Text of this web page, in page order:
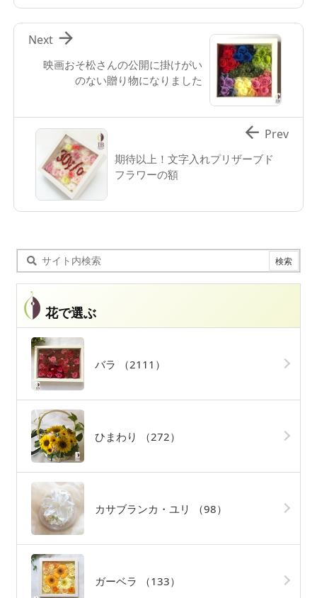
映画おそ松さんの公開に掛けがい
のない贈り物になりました

Next
期待以上！文字入れプリザーブド
フラワーの額
 Prev
花で選ぶ
バラ （2111）
ひまわり （272）
カサブランカ・ユリ （98）
ガーベラ （133）